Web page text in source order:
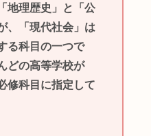
地理歴史」と「公
、「現代社会」は
る科目の一つで
どの高等学校が
修科目に指定して